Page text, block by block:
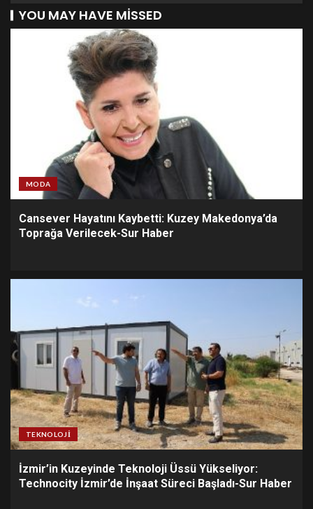
YOU MAY HAVE MISSED
MODA
Cansever Hayatını Kaybetti: Kuzey Makedonya’da
Toprağa Verilecek-Sur Haber
TEKNOLOJI
İzmir’in Kuzeyinde Teknoloji Üssü Yükseliyor:
Technocity İzmir’de İnşaat Süreci Başladı-Sur Haber